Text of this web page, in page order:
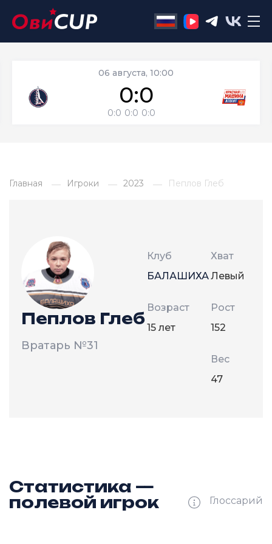
06 августа, 10:00
0:0
0:0 0:0 0:0
Главная Игроки 2023 Пеплов Глеб
Пеплов Глеб
Вратарь №31
Клуб
БАЛАШИХА
Возраст
15 лет
Хват
Левый
Рост
152
Вес
47
Статистика —
полевой игрок
Глоссарий